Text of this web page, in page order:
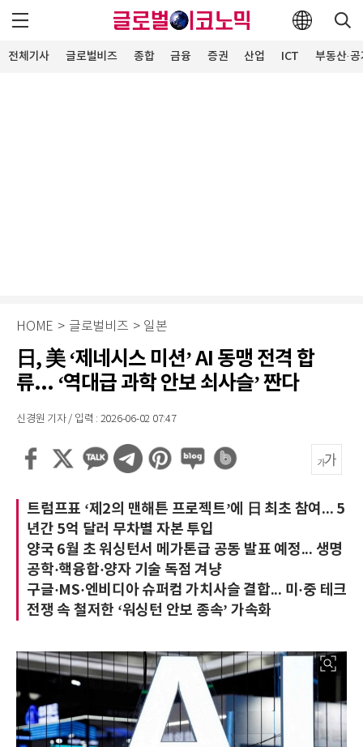
전체기사 글로벌비즈 종합 금융 증권 산업 ICT 부동산·
HOME > 글로벌비즈 > 일본
日, 美 ‘제네시스 미션’ AI 동맹 전격 합
류... ‘역대급 과학 안보 쇠사슬’ 짠다
신경원 기자 / 입력 : 2026-06-02 07:47
트럼프표 ‘제2의 맨해튼 프로젝트’에 日 최초 참여... 5
년간 5억 달러 무차별 자본 투입
양국 6월 초 워싱턴서 메가톤급 공동 발표 예정... 생명
공학·핵융합·양자 기술 독점 겨냥
구글·MS·엔비디아 슈퍼컴 가치사슬 결합... 미·중 테크
전쟁 속 철저한 ‘워싱턴 안보 종속’ 가속화